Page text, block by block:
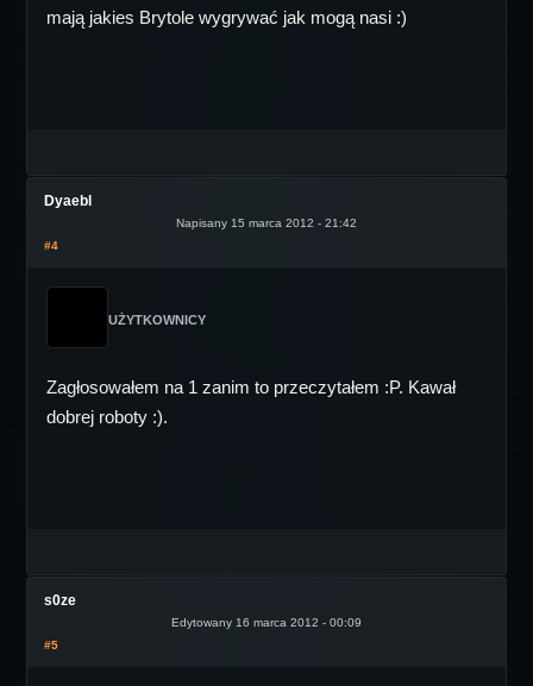
mają jakies Brytole wygrywać jak mogą nasi :)
Dyaebl
Napisany 15 marca 2012 - 21:42
#4
UŻYTKOWNICY
Zagłosowałem na 1 zanim to przeczytałem :P. Kawał
dobrej roboty :).
s0ze
Edytowany 16 marca 2012 - 00:09
#5